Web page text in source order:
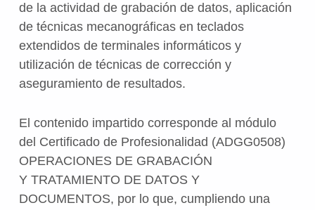
de la actividad de grabación de datos, aplicación
de técnicas mecanográficas en teclados
extendidos de terminales informáticos y
utilización de técnicas de corrección y
aseguramiento de resultados.
El contenido impartido corresponde al módulo
del Certificado de Profesionalidad (ADGG0508)
OPERACIONES DE GRABACIÓN
Y TRATAMIENTO DE DATOS Y
DOCUMENTOS, por lo que, cumpliendo una